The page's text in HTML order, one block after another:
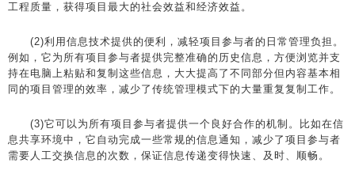
工程质量，获得项目最大的社会效益和经济效益。
(2)利用信息技术提供的便利，减轻项目参与者的日常管理负担。
例如，它为所有项目参与者提供完整准确的历史信息，方便浏览并支
持在电脑上粘贴和复制这些信息，大大提高了不同部分但内容基本相
同的项目管理的效率，减少了传统管理模式下的大量重复复制工作。
(3)它可以为所有项目参与者提供一个良好合作的机制。比如在信
息共享环境中，它自动完成一些常规的信息通知，减少了项目参与者
需要人工交换信息的次数，保证信息传递变得快速、及时、顺畅。